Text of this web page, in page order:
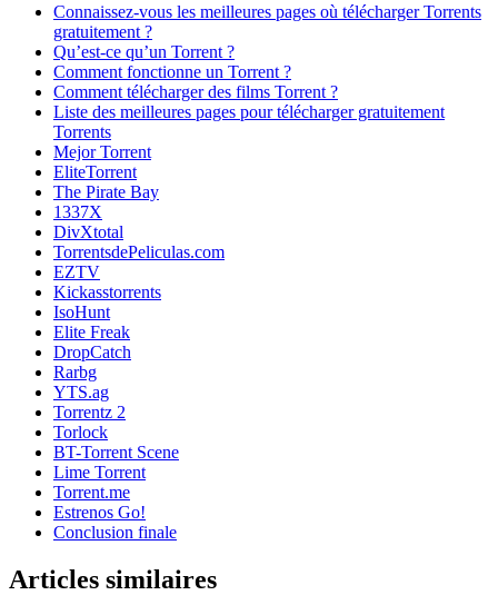
Connaissez-vous les meilleures pages où télécharger Torrents
gratuitement ?
Qu’est-ce qu’un Torrent ?
Comment fonctionne un Torrent ?
Comment télécharger des films Torrent ?
Liste des meilleures pages pour télécharger gratuitement
Torrents
Mejor Torrent
EliteTorrent
The Pirate Bay
1337X
DivXtotal
TorrentsdePeliculas.com
EZTV
Kickasstorrents
IsoHunt
Elite Freak
DropCatch
Rarbg
YTS.ag
Torrentz 2
Torlock
BT-Torrent Scene
Lime Torrent
Torrent.me
Estrenos Go!
Conclusion finale
Articles similaires